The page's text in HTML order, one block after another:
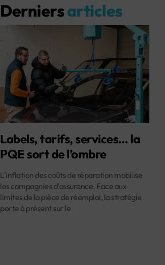
Derniersarticles
Labels, tarifs, services… la
PQE sort de l’ombre
L’inflation des coûts de réparation mobilise
les compagnies d’assurance. Face aux
limites de la pièce de réemploi, la stratégie
porte à présent sur le